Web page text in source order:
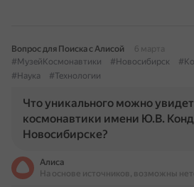
Вопрос для Поиска с Алисой
6 марта
#МузейКосмонавтики
#Новосибирск
#Наука
#Технологии
Что уникального можно
космонавтики имени Ю.В.
Новосибирске?
Алиса
На основе источников, возможны